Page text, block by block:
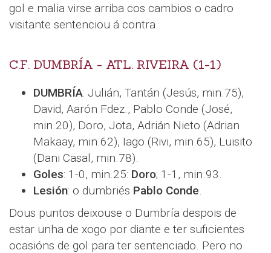
gol e malia virse arriba cos cambios o cadro
visitante sentenciou á contra.
C.F. DUMBRÍA - ATL. RIVEIRA (1-1)
DUMBRÍA: Julián, Tantán (Jesús, min.75),
David, Aarón Fdez., Pablo Conde (José,
min.20), Doro, Jota, Adrián Nieto (Adrian
Makaay, min.62), Iago (Rivi, min.65), Luisito
(Dani Casal, min.78).
Goles: 1-0, min.25: Doro; 1-1, min.93.
Lesión: o dumbriés Pablo Conde
Dous puntos deixouse o Dumbría despois de
estar unha de xogo por diante e ter suficientes
ocasións de gol para ter sentenciado. Pero no